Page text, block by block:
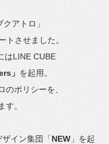
アトロ」
トさせました。
はLINE CUBE
」 を起用。
のポリシーを、
す。
イン集団「NEW 」を起